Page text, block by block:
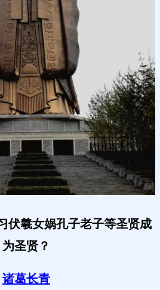
伏羲女娲孔子老子等圣贤成
为圣贤？
诸葛长青